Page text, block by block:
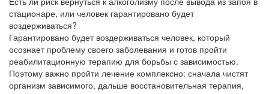
стационаре, или человек гарантировано будет
воздерживаться?
Гарантировано будет воздерживаться человек, который
осознает проблему своего заболевания и готов пройти
реабилитационную терапию для борьбы с зависимостью.
Поэтому важно пройти лечение комплексно: сначала чистят
организм зависимого, дальше восстановительная терапия,